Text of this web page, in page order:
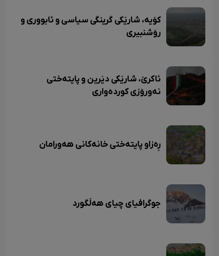
کۆیە، شارێکی گرینگی سیاسی و ئابووری و
رۆشنبیری
ئاکرێ، شارێکی دێرین و پایتەختی
نەورۆزی کوردەواری
ڕەزاو پایتەختی خانەکانی هەورامان
جوگرافیای چیای هەڵگورد